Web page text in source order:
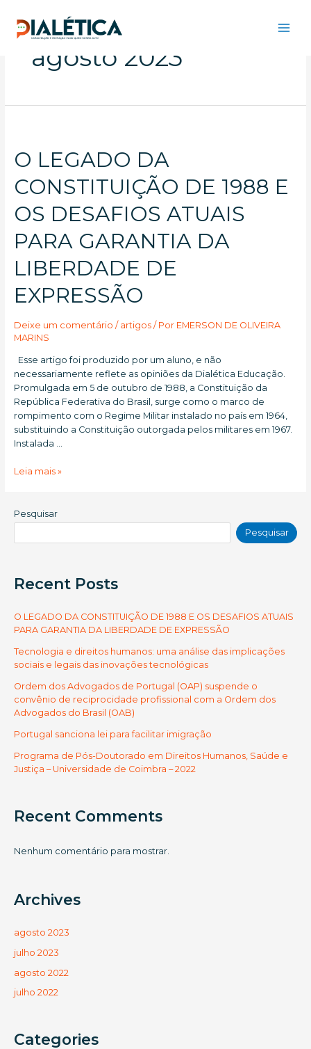
para
agosto 2023
O LEGADO DA
CONSTITUIÇÃO DE 1988 E
OS DESAFIOS ATUAIS
PARA GARANTIA DA
LIBERDADE DE
EXPRESSÃO
Deixe um comentário / artigos/ Por EMERSON DE OLIVEIRA
MARINS
Esse artigo foi produzido por um aluno, e não
necessariamente reflete as opiniões da Dialética Educação.
Promulgada em 5 de outubro de 1988, a Constituição da
República Federativa do Brasil, surge como o marco de
rompimento com o Regime Militar instalado no país em 1964,
substituindo a Constituição outorgada pelos militares em 1967.
Instalada …
O
CONSTITUIÇÃO
DE
1988
DESAFIOS
LIBERDADE
DE
Leia mais »
Pesquisar
Pesquisar
Recent Posts
O LEGADO DA CONSTITUIÇÃO DE 1988 E OS DESAFIOS ATUAIS
PARA GARANTIA DA LIBERDADE DE EXPRESSÃO
Tecnologia e direitos humanos: uma análise das implicações
sociais e legais das inovações tecnológicas
Ordem dos Advogados de Portugal (OAP) suspende o
convênio de reciprocidade profissional com a Ordem dos
Advogados do Brasil (OAB)
Portugal sanciona lei para facilitar imigração
Programa de Pós-Doutorado em Direitos Humanos, Saúde e
Justiça – Universidade de Coimbra – 2022
Recent Comments
Nenhum comentário para mostrar.
Archives
agosto 2023
julho 2023
agosto 2022
julho 2022
Categories